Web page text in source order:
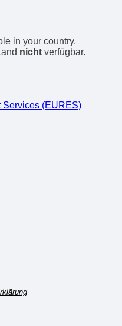
in your country.
nicht verfügbar.
Services (EURES)